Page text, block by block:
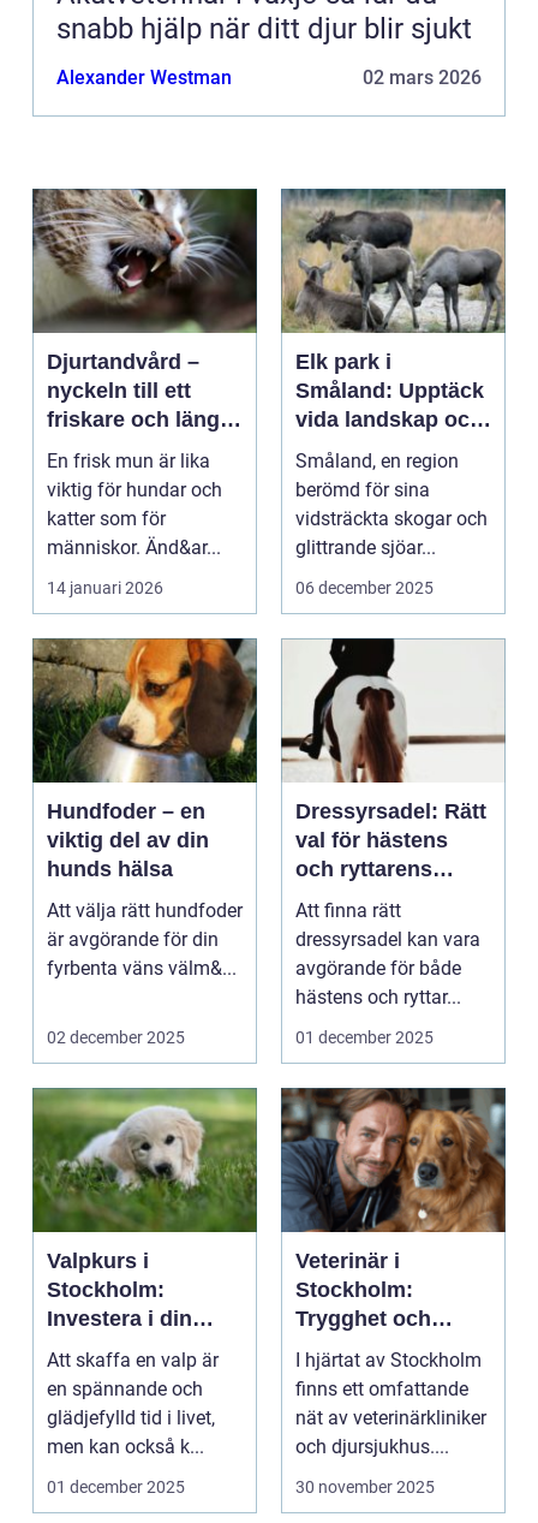
snabb hjälp när ditt djur blir sjukt
Alexander Westman 02 mars 2026
Djurtandvård –
nyckeln till ett
friskare och längre
liv för hund och
katt
En frisk mun är lika
viktig för hundar och
katter som för
människor. Änd&ar...
14 januari 2026
Elk park i
Småland: Upptäck
vida landskap och
majestätiska älgar
Småland, en region
berömd för sina
vidsträckta skogar och
glittrande sjöar...
06 december 2025
Hundfoder – en
viktig del av din
hunds hälsa
Att välja rätt hundfoder
är avgörande för din
fyrbenta väns välm&...
02 december 2025
Dressyrsadel: Rätt
val för hästens
och ryttarens
perfekta balans
Att finna rätt
dressyrsadel kan vara
avgörande för både
hästens och ryttar...
01 december 2025
Valpkurs i
Stockholm:
Investera i din
valps framtid
Att skaffa en valp är
en spännande och
glädjefylld tid i livet,
men kan också k...
01 december 2025
Veterinär i
Stockholm:
Trygghet och
kvalitet för din
fyrbenta vän
I hjärtat av Stockholm
finns ett omfattande
nät av veterinärkliniker
och djursjukhus....
30 november 2025